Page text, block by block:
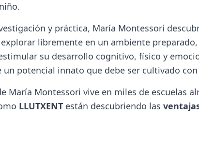
y práctica, María Montessori
libremente en un ambiente
su desarrollo cognitivo, físico y
un potencial innato que debe ser cultivado
María Montessori vive en miles de escuelas
LLUTXENT están descubriendo las